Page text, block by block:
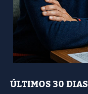
ÚLTIMOS 30 DIAS